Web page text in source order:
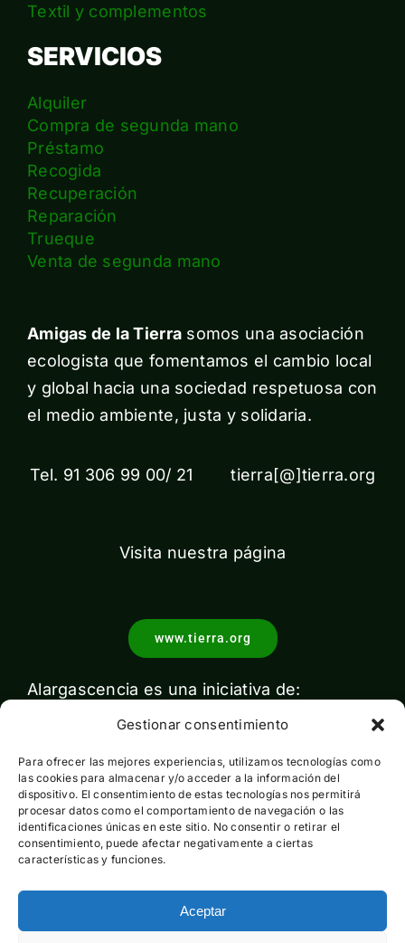
Gestionar consentimiento
Para ofrecer las mejores experiencias, utilizamos tecnologías como
las cookies para almacenar y/o acceder a la información del
dispositivo. El consentimiento de estas tecnologías nos permitirá
procesar datos como el comportamiento de navegación o las
identificaciones únicas en este sitio. No consentir o retirar el
consentimiento, puede afectar negativamente a ciertas
características y funciones.
Aceptar
Textil y complementos
SERVICIOS
Alquiler
Compra de segunda mano
Préstamo
Recogida
Recuperación
Reparación
Trueque
Venta de segunda mano
Amigas de la Tierra somos una asociación
ecologista que fomentamos el cambio local
y global hacia una sociedad respetuosa con
el medio ambiente, justa y solidaria.
Tel. 91 306 99 00/ 21 tierra[@]tierra.org
Visita nuestra página
www.tierra.org
Alargascencia es una iniciativa de:
Con el apoyo de: